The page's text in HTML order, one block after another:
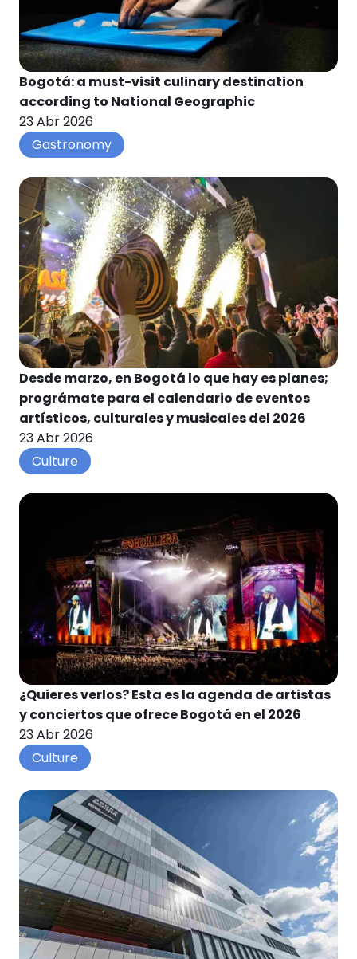
Bogotá: a must-visit culinary destination
according to National Geographic
23 Abr 2026
Gastronomy
Desde marzo, en Bogotá lo que hay es planes;
prográmate para el calendario de eventos
artísticos, culturales y musicales del 2026
23 Abr 2026
Culture
¿Quieres verlos? Esta es la agenda de artistas
y conciertos que ofrece Bogotá en el 2026
23 Abr 2026
Culture